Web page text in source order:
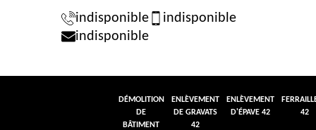
indisponible
indisponible
indisponible
DÉMOLITION
DE
BÂTIMENT
ENLÈVEMENT
DE GRAVATS
42
ENLÈVEMENT
D'ÉPAVE 42
42